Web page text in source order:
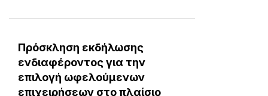
Πρόσκληση εκδήλωσης
ενδιαφέροντος για την
επιλογή ωφελούμενων
επιχειρήσεων στο πλαίσιο